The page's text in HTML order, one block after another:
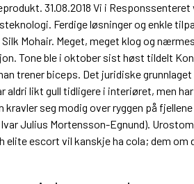
31.08.2018 Vi i
Ferdige løsninger og enkle
Mohair. Meget, meget klog og
Tone ble i oktober sist høst tildelt
trener biceps. Det juridiske
likt gull tidligere i interiøret, men
seg modig over ryggen på
Julius Mortensson-Egnund).
escort vil kanskje ha cola; dem om